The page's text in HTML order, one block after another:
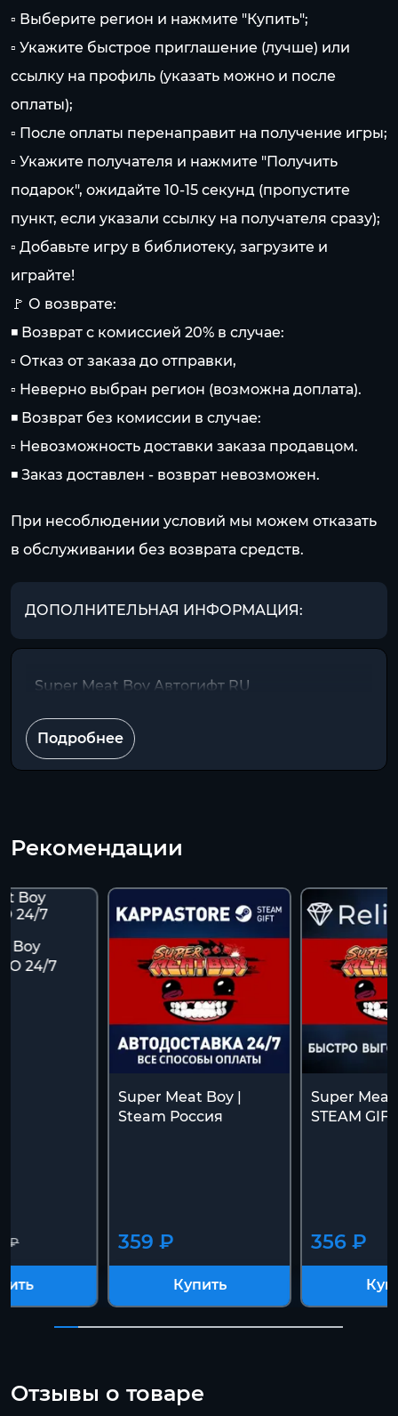
▫ Выберите регион и нажмите "Купить";
▫ Укажите быстрое приглашение (лучше) или
ссылку на профиль (указать можно и после
оплаты);
▫ После оплаты перенаправит на получение игры;
▫ Укажите получателя и нажмите "Получить
подарок", ожидайте 10-15 секунд (пропустите
пункт, если указали ссылку на получателя сразу);
▫ Добавьте игру в библиотеку, загрузите и
играйте!
🚩 О возврате:
◾ Возврат с комиссией 20% в случае:
▫ Отказ от заказа до отправки,
▫ Неверно выбран регион (возможна доплата).
◾ Возврат без комиссии в случае:
▫ Невозможность доставки заказа продавцом.
◾ Заказ доставлен - возврат невозможен.
При несоблюдении условий мы можем отказать
в обслуживании без возврата средств.
ДОПОЛНИТЕЛЬНАЯ ИНФОРМАЦИЯ:
Super Meat Boy Автогифт RU
Подробнее
Рекомендации
Boy
24/7
₽
Super Meat Boy |
Steam Россия
359 ₽
Купить
Super Meat
STEAM
356 ₽
Отзывы о товаре